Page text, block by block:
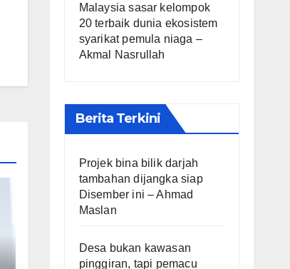
Malaysia sasar kelompok
20 terbaik dunia ekosistem
syarikat pemula niaga –
Akmal Nasrullah
Berita Terkini
Projek bina bilik darjah
tambahan dijangka siap
Disember ini – Ahmad
Maslan
Desa bukan kawasan
pinggiran, tapi pemacu